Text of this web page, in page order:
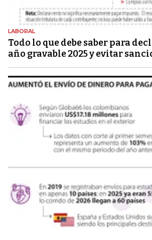
LABORAL
Todo lo que debe saber para
año gravable 2025 y evitar